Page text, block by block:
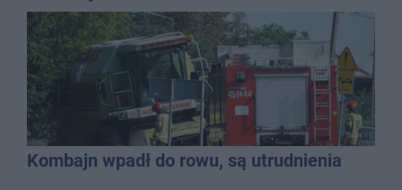
Kombajn wpadł do rowu, są utrudnienia